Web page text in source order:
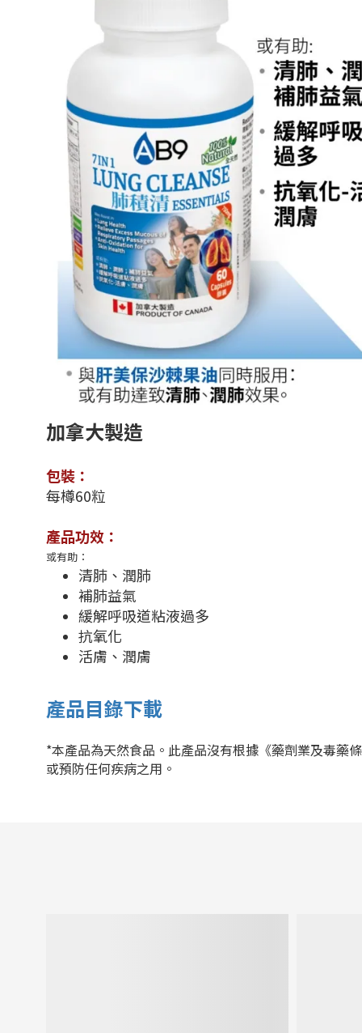
加拿大製造
包裝：
每樽60粒
產品功效：
或有助：
清肺、潤肺
補肺益氣
緩解呼吸道粘液過多
抗氧化
活膚、潤膚
產品目錄下載
*本產品為天然食品。此產品沒有根據《藥劑業及毒藥
或預防任何疾病之用。